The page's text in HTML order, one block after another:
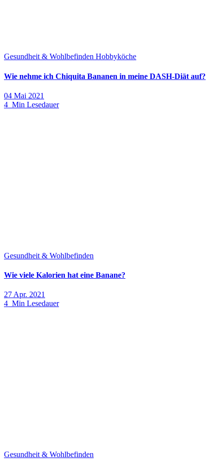
Gesundheit & Wohlbefinden Hobbyköche
Wie nehme ich Chiquita Bananen in meine DASH-Diät auf?
04 Mai 2021
4 Min Lesedauer
Gesundheit & Wohlbefinden
Wie viele Kalorien hat eine Banane?
27 Apr. 2021
4 Min Lesedauer
Gesundheit & Wohlbefinden